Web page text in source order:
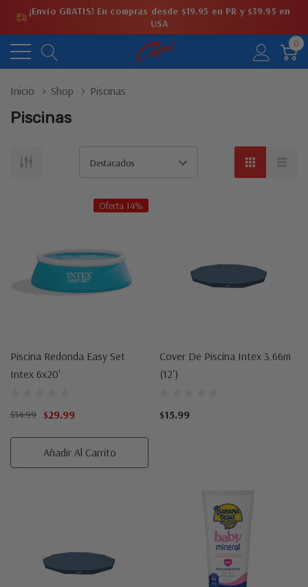
¡Envío GRATIS! En compras desde $19.95 en PR y $39.95 en
USA
0
Inicio Shop Piscinas
Piscinas
Oferta 14%
Piscina Redonda Easy Set
Intex 6x20'
$34.99 $29.99
Añadir Al Carrito
Cover De Piscina Intex 3.66m
(12')
$15.99